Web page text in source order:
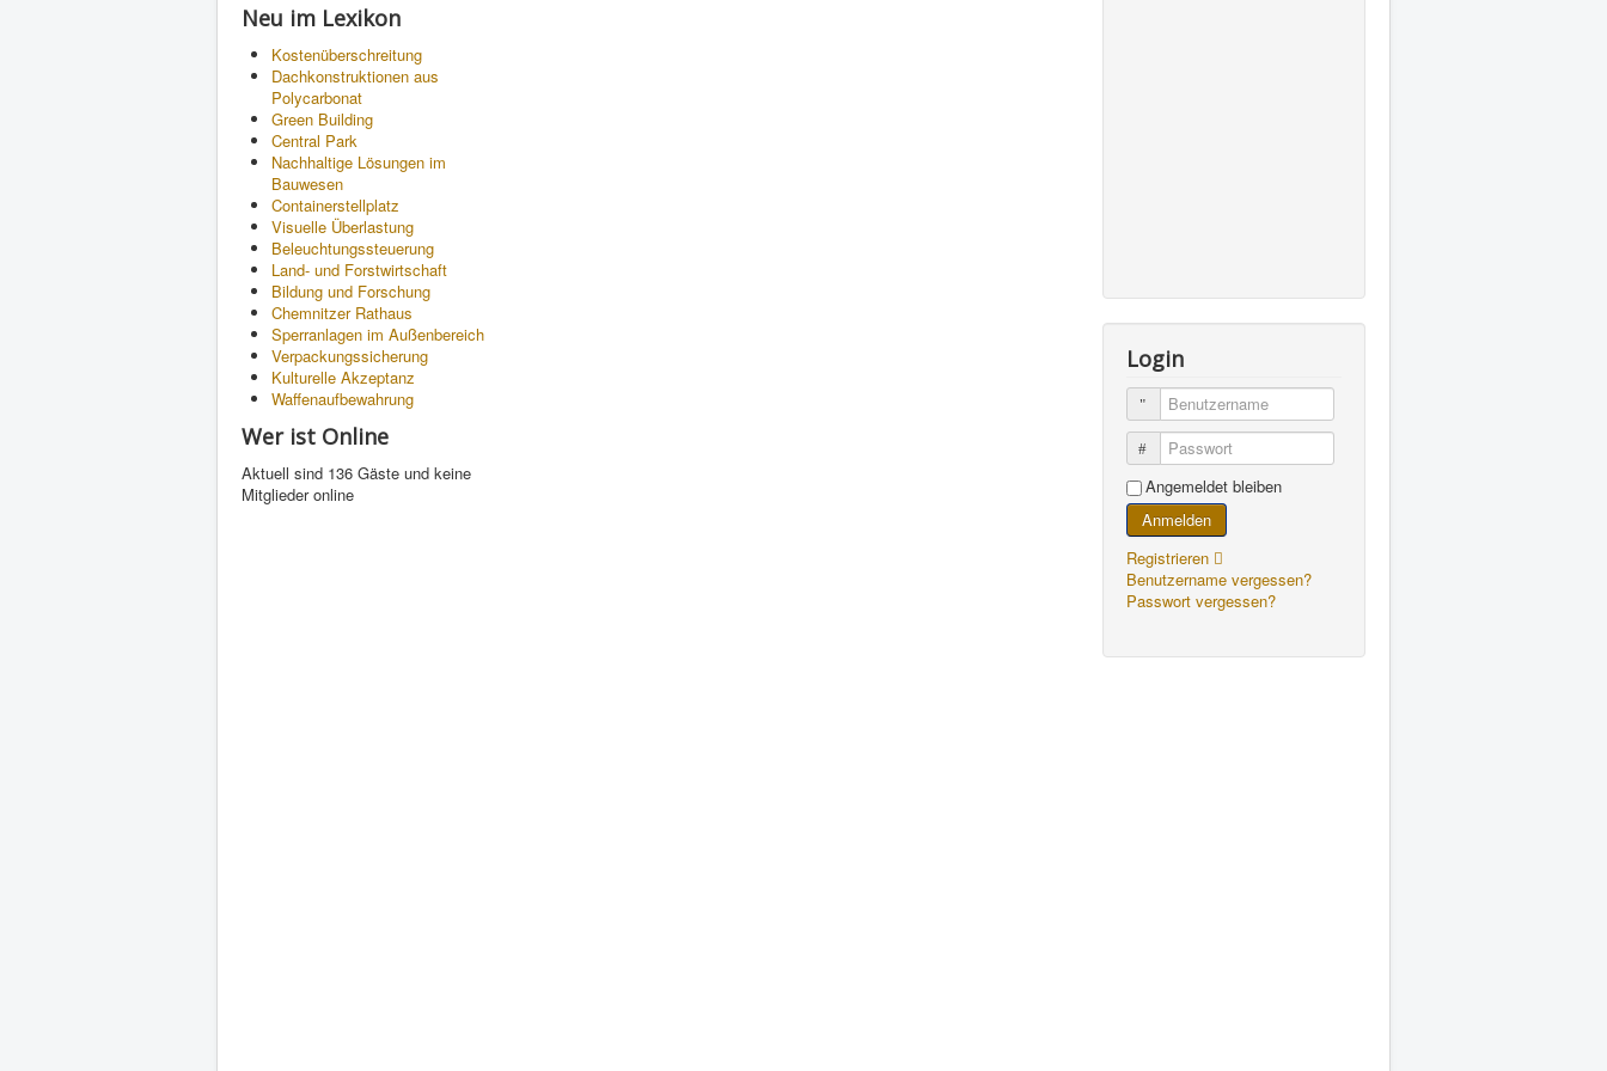
Neu im Lexikon
Kostenüberschreitung
Dachkonstruktionen aus
Polycarbonat
Green Building
Central Park
Nachhaltige Lösungen im
Bauwesen
Containerstellplatz
Visuelle Überlastung
Beleuchtungssteuerung
Land- und Forstwirtschaft
Bildung und Forschung
Chemnitzer Rathaus
Sperranlagen im Außenbereich
Verpackungssicherung
Kulturelle Akzeptanz
Waffenaufbewahrung
Wer ist Online
Aktuell sind 136 Gäste und keine
Mitglieder online
Login
Benutzername
Passwort
Angemeldet bleiben
Anmelden
Registrieren
Benutzername vergessen?
Passwort vergessen?